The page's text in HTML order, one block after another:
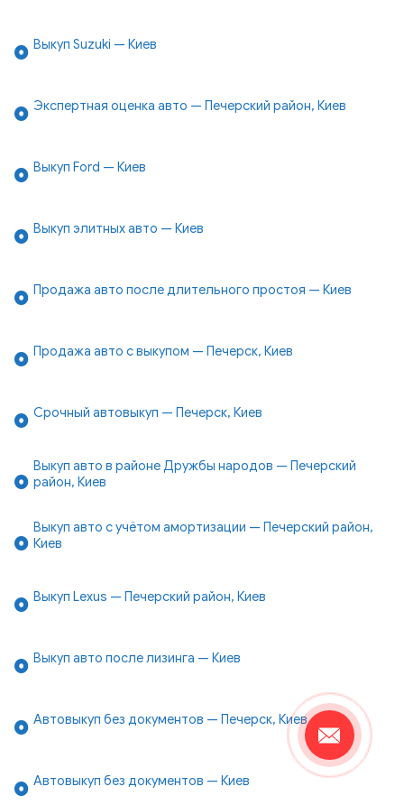
Выкуп Suzuki — Киев
Экспертная оценка авто — Печерский район, Киев
Выкуп Ford — Киев
Выкуп элитных авто — Киев
Продажа авто после длительного простоя — Киев
Продажа авто с выкупом — Печерск, Киев
Срочный автовыкуп — Печерск, Киев
Выкуп авто в районе Дружбы народов — Печерский
район, Киев
Выкуп авто с учётом амортизации — Печерский район,
Киев
Выкуп Lexus — Печерский район, Киев
Выкуп авто после лизинга — Киев
Автовыкуп без документов — Печерск, Киев
Автовыкуп без документов — Киев